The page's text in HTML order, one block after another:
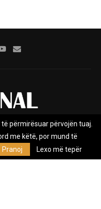
Marketing
pavarur, e themeluar në vitin
përmirësuar përvojën tuaj.
me këtë, por mund të
Pranoj Lexo më tepër